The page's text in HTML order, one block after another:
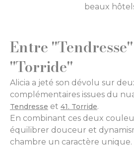
beaux
Entre
"Torride"
Alicia a jeté son dévolu sur
complémentaires issues du
Tendresse et 41. Torride.
En combinant ces deux
équilibrer douceur et
chambre un caractère